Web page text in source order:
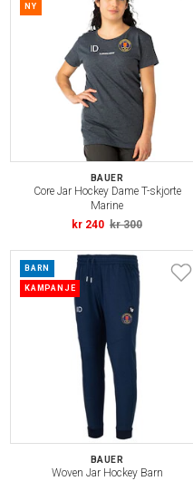
NY
BAUER
Core Jar Hockey Dame T-skjorte
Marine
kr 240 kr 300
BARN
KAMPANJE
BAUER
Woven Jar Hockey Barn